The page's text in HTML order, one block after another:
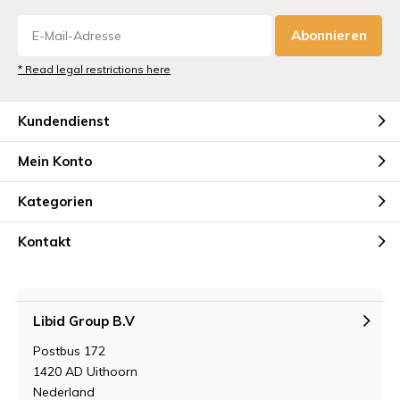
Abonnieren
* Read legal restrictions here
Kundendienst
Mein Konto
Kategorien
Kontakt
Libid Group B.V
Postbus 172
1420 AD Uithoorn
Nederland